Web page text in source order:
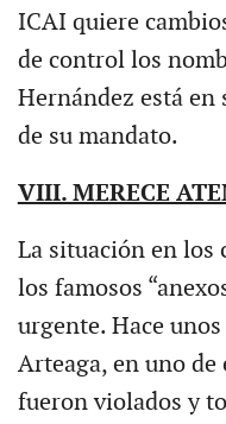
ICAI quiere
de control los
Hernández está en
de su mandato.
VIII. MERECE
La situación en los
los famosos
urgente. Hace
Arteaga, en uno de
fueron violados y